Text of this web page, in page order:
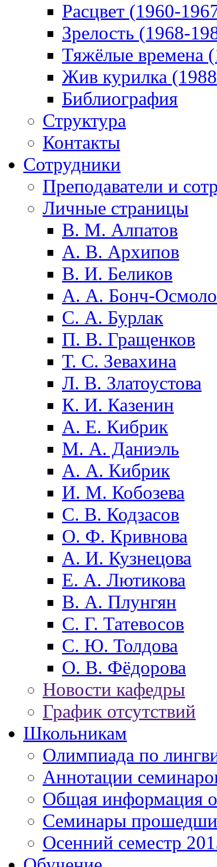
Расцвет (1960-
Зрелость (1968-
Тяжёлые времена
Жив курилка
Библиография
Структура
Контакты
Сотрудники
Преподаватели и
Личные страницы
В. М. Алпатов
А. В. Архипов
В. И. Беликов
А. А. Бонч-
С. А. Бурлак
П. В. Гращенков
Т. С. Зевахина
Л. В. Златоустова
К. И. Казенин
А. Е. Кибрик
М. А. Даниэль
А. А. Кибрик
И. М. Кобозева
С. В. Кодзасов
О. Ф. Кривнова
А. И. Кузнецова
Е. А. Лютикова
В. А. Плунгян
С. Г. Татевосов
С. Ю. Толдова
О. В. Фёдорова
Новости кафедры
График отсутствий
Школьникам
Олимпиада по
Аннотации
Общая информация
Семинары
Осенний семестр